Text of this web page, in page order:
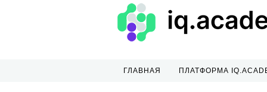
ГЛАВНАЯ ПЛАТФОРМА